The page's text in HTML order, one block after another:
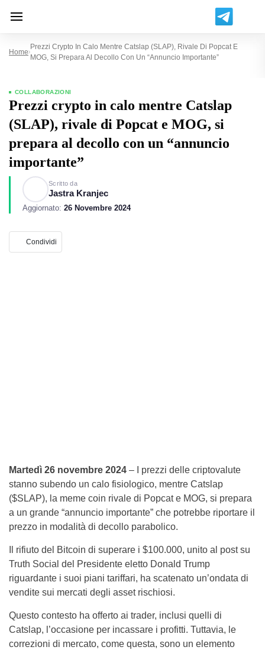
Home
Prezzi Crypto In Calo Mentre Catslap (SLAP), Rivale Di Popcat E
MOG, Si Prepara Al Decollo Con Un “annuncio Importante”
COLLABORAZIONI
Prezzi crypto in calo mentre Catslap
(SLAP), rivale di Popcat e MOG, si
prepara al decollo con un “annuncio
importante”
Scritto da
Jastra Kranjec
Aggiornato: 26 Novembre 2024
Condividi
Martedì 26 novembre 2024 – I prezzi delle criptovalute
stanno subendo un calo fisiologico, mentre Catslap
($SLAP), la meme coin rivale di Popcat e MOG, si prepara
a un grande “annuncio importante” che potrebbe riportare il
prezzo in modalità di decollo parabolico.
Il rifiuto del Bitcoin di superare i $100.000, unito al post su
Truth Social del Presidente eletto Donald Trump
riguardante i suoi piani tariffari, ha scatenato un’ondata di
vendite sui mercati degli asset rischiosi.
Questo contesto ha offerto ai trader, inclusi quelli di
Catslap, l’occasione per incassare i profitti. Tuttavia, le
correzioni di mercato, come questa, sono un elemento